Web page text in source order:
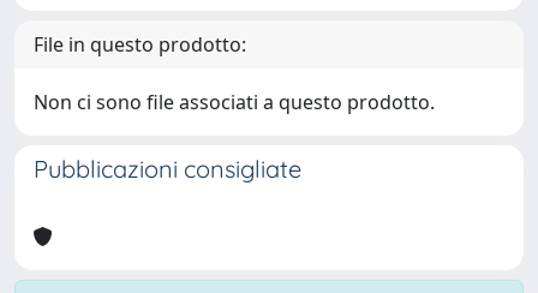
File in questo prodotto:
Non ci sono file associati a questo prodotto.
Pubblicazioni consigliate